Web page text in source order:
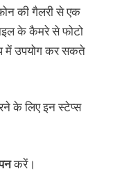
की गैलरी से एक
के कैमरे से फोटो
में उपयोग कर सकते
के लिए इन स्टेप्स
करें।